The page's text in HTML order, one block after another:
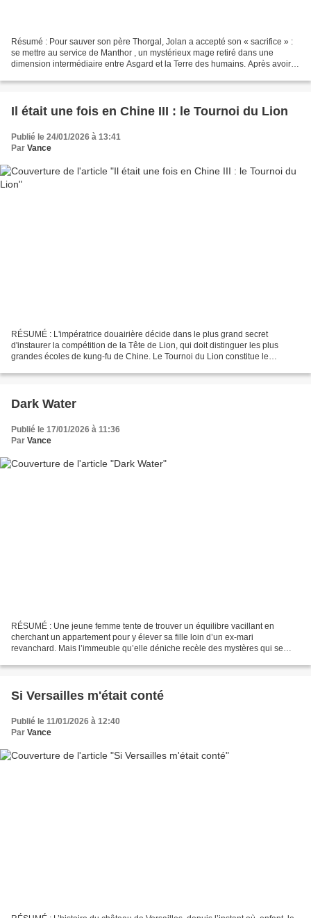
Résumé : Pour sauver son père Thorgal, Jolan a accepté son « sacrifice » :
se mettre au service de Manthor , un mystérieux mage retiré dans une
dimension intermédiaire entre Asgard et la Terre des humains. Après avoir
Il était une fois en Chine III : le Tournoi du Lion
Publié le 24/01/2026 à 13:41
Par Vance
RÉSUMÉ : L'impératrice douairière décide dans le plus grand secret
d'instaurer la compétition de la Tête de Lion, qui doit distinguer les plus
grandes écoles de kung-fu de Chine. Le Tournoi du Lion constitue le
Dark Water
Publié le 17/01/2026 à 11:36
Par Vance
RÉSUMÉ : Une jeune femme tente de trouver un équilibre vacillant en
cherchant un appartement pour y élever sa fille loin d’un ex-mari
revanchard. Mais l’immeuble qu’elle déniche recèle des mystères qui se
Si Versailles m'était conté
Publié le 11/01/2026 à 12:40
Par Vance